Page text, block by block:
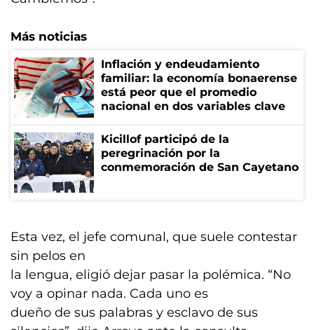
Más noticias
Inflación y endeudamiento
familiar: la economía bonaerense
está peor que el promedio
nacional en dos variables clave
Kicillof participó de la
peregrinación por la
conmemoración de San Cayetano
Esta vez, el jefe comunal, que suele contestar
sin pelos en
la lengua, eligió dejar pasar la polémica. “No
voy a opinar nada. Cada uno es
dueño de sus palabras y esclavo de sus